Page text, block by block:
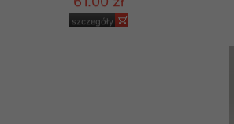
Spodnie damskie
jeansy Roz 25-30, 1